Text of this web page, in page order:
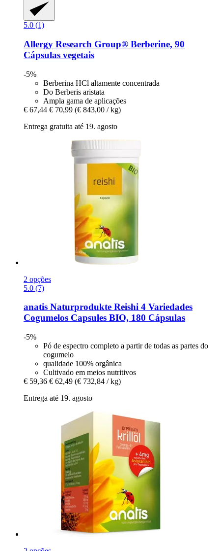
5.0 (1)
Allergy Research Group® Berberine, 90
Cápsulas vegetais
-5%
Berberina HCl altamente concentrada
Do Berberis aristata
Ampla gama de aplicações
€ 67,44 € 70,99 (€ 843,00 / kg)
Entrega gratuita até 19. agosto
2 opções
5.0 (7)
anatis Naturprodukte Reishi 4 Variedades
Cogumelos Capsules BIO, 180 Cápsulas
-5%
Pó de espectro completo a partir de todas as partes do
cogumelo
qualidade 100% orgânica
Cultivado em meios nutritivos
€ 59,36 € 62,49 (€ 732,84 / kg)
Entrega até 19. agosto